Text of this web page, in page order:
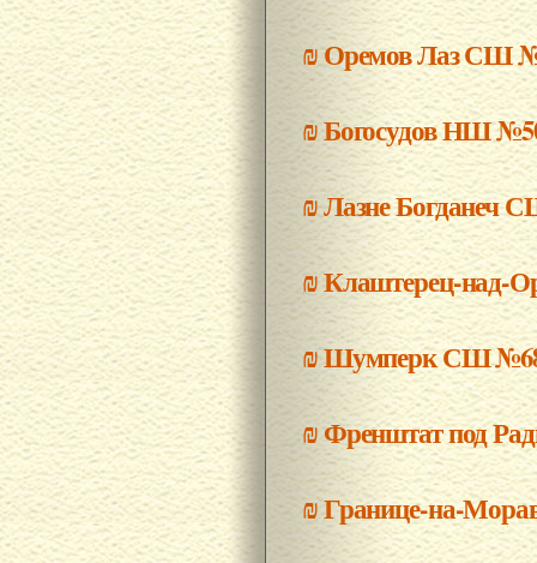
₪Оремов Лаз СШ
₪Богосудов НШ
₪Лазне Богданеч
₪Клаштерец-над-
₪Шумперк СШ
₪Френштат под
₪Границе-на-